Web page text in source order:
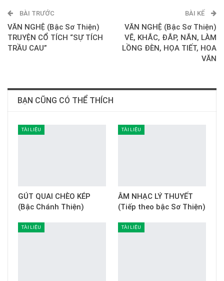
E-mail
BÀI TRƯỚC
VĂN NGHỆ (Bậc Sơ Thiện)
TRUYỆN CỔ TÍCH “SỰ TÍCH
TRẦU CAU”
BÀI KẾ
VĂN NGHỆ (Bậc Sơ Thiện)
VẼ, KHẮC, ĐẮP, NẮN, LÀM
LỒNG ĐÈN, HỌA TIẾT, HOA
VĂN
BẠN CŨNG CÓ THỂ THÍCH
TÀI LIỆU
GÚT QUAI CHÈO KÉP
(Bậc Chánh Thiện)
TÀI LIỆU
ÂM NHẠC LÝ THUYẾT
(Tiếp theo bậc Sơ Thiện)
TÀI LIỆU TÀI LIỆU